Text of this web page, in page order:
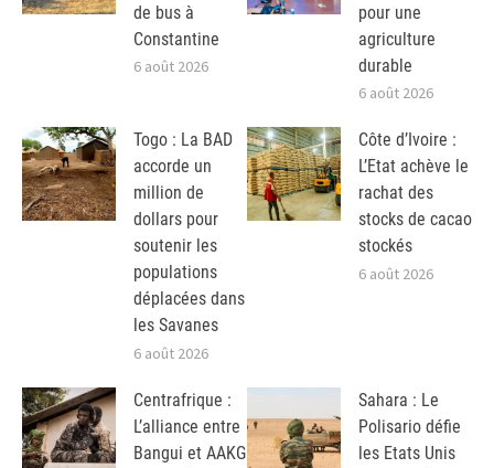
de bus à
Constantine
6 août 2026
pour une
agriculture
durable
6 août 2026
Togo : La BAD
accorde un
million de
dollars pour
soutenir les
populations
déplacées dans
les Savanes
6 août 2026
Côte d’Ivoire :
L’Etat achève le
rachat des
stocks de cacao
stockés
6 août 2026
Centrafrique :
L’alliance entre
Bangui et AAKG
Sahara : Le
Polisario défie
les Etats Unis